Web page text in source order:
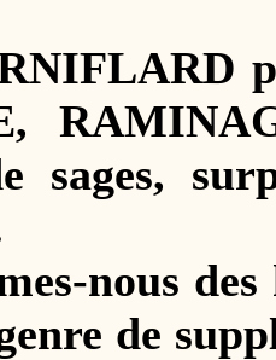
sages,
des
de